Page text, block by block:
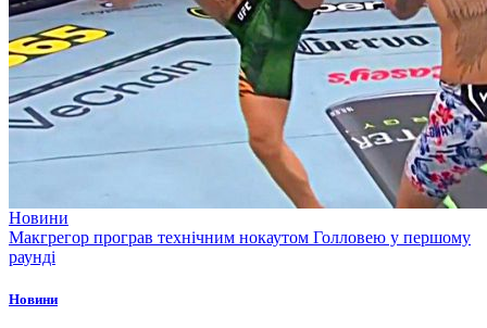
Новини
Макгрегор програв технічним нокаутом Голловею у першому
раунді
Новини